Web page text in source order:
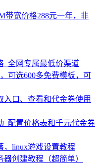
带宽价格288元一年，非
_全网专属最低价渠道
可选600多免费模板，可
入口、查看和代金券使用
_配置价格表和千元代金券
，linux游戏设置教程
创建教程（超简单）